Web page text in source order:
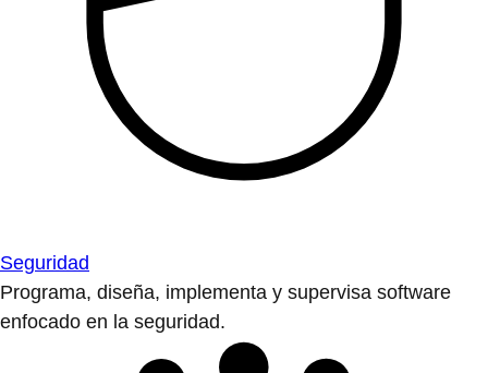
Seguridad
Programa, diseña, implementa y supervisa software
enfocado en la seguridad.